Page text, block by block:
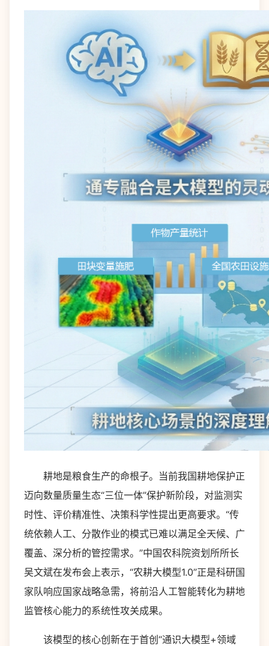
耕地是粮食生产的命根子。当前我国耕地保护正
迈向数量质量生态“三位一体”保护新阶段，对监测实
时性、评价精准性、决策科学性提出更高要求。“传
统依赖人工、分散作业的模式已难以满足全天候、广
覆盖、深分析的管控需求。”中国农科院资划所所长
吴文斌在发布会上表示，“农耕大模型1.0”正是科研国
家队响应国家战略急需，将前沿人工智能转化为耕地
监管核心能力的系统性攻关成果。
该模型的核心创新在于首创“通识大模型+领域